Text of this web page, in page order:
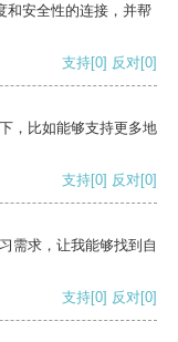
和安全性的连接，并帮
支持[0] 反对[0]
，比如能够支持更多地
支持[0] 反对[0]
需求，让我能够找到自
支持[0] 反对[0]